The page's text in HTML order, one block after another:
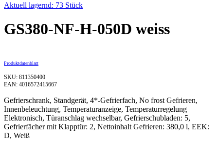
Aktuell lagernd: 73 Stück
GS380-NF-H-050D weiss
Produktdatenblatt
SKU: 811350400
EAN: 4016572415667
Gefrierschrank, Standgerät, 4*-Gefrierfach, No frost Gefrieren,
Innenbeleuchtung, Temperaturanzeige, Temperaturregelung
Elektronisch, Türanschlag wechselbar, Gefrierschubladen: 5,
Gefrierfächer mit Klapptür: 2, Nettoinhalt Gefrieren: 380,0 l, EEK:
D, Weiß